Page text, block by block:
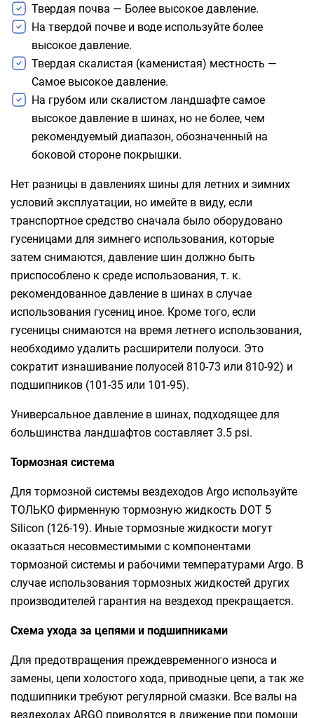
Твердая почва — Более высокое давление.
На твердой почве и воде используйте более
высокое давление.
Твердая скалистая (каменистая) местность —
Самое высокое давление.
На грубом или скалистом ландшафте самое
высокое давление в шинах, но не более, чем
рекомендуемый диапазон, обозначенный на
боковой стороне покрышки.
Нет разницы в давлениях шины для летних и зимних
условий эксплуатации, но имейте в виду, если
транспортное средство сначала было оборудовано
гусеницами для зимнего использования, которые
затем снимаются, давление шин должно быть
приспособлено к среде использования, т. к.
рекомендованное давление в шинах в случае
использования гусениц иное. Кроме того, если
гусеницы снимаются на время летнего использования,
необходимо удалить расширители полуоси. Это
сократит изнашивание полуосей 810-73 или 810-92) и
подшипников (101-35 или 101-95).
Универсальное давление в шинах, подходящее для
большинства ландшафтов составляет 3.5 psi.
Тормозная система
Для тормозной системы вездеходов Argo используйте
ТОЛЬКО фирменную тормозную жидкость DOT 5
Silicon (126-19). Иные тормозные жидкости могут
оказаться несовместимыми с компонентами
тормозной системы и рабочими температурами Argo. В
случае использования тормозных жидкостей других
производителей гарантия на вездеход прекращается.
Схема ухода за цепями и подшипниками
Для предотвращения преждевременного износа и
замены, цепи холостого хода, приводные цепи, а так же
подшипники требуют регулярной смазки. Все валы на
вездеходах ARGO приводятся в движение при помощи